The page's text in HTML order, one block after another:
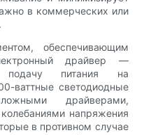
в коммерческих или
обеспечивающим
драйвер —
подачу питания на
ваттные светодиодные
драйверами,
напряжения
в противном случае